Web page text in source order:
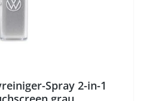
Spray 2-in-1